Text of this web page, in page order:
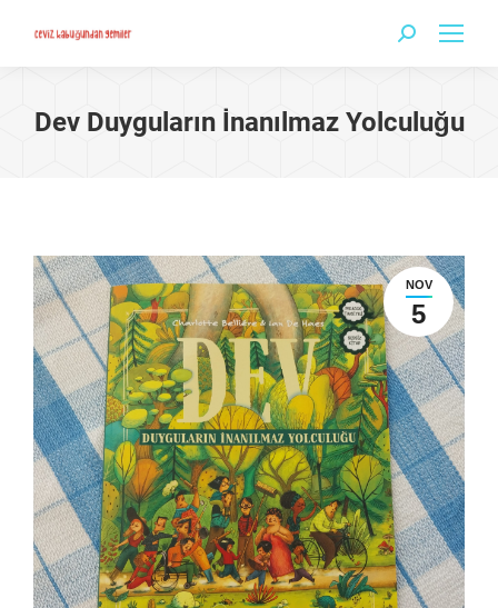
Search:
Dev Duyguların İnanılmaz Yolculuğu
NOV
5